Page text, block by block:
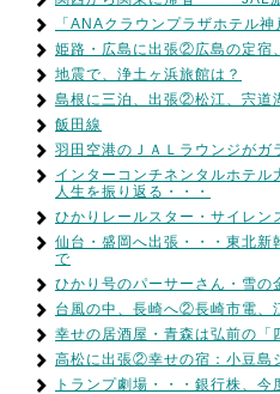
「ANAクラウンプラザホテル
姫路・広島に出張②広島の定宿
地震で、浄土ヶ浜旅館は？
島根に三泊、出張②松江、宍道
飯田線
羽田空港のＪＡＬラウンジがガ
インターコンチネンタルホテ
人生を振り返る・・・
ひかりレールスター・サイレン
仙台・盛岡へ出張・・・東北新
で
ひかり号のパーサーさん・雪の
台風の中、長崎へ②長崎市電、
幸せの居酒屋・青森は弘前の「
高松に出張②幸せの宿：小豆島
トランプ劇場・・・銀行株、今